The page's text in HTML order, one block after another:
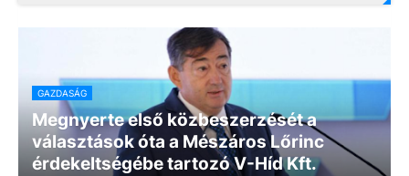
GAZDASÁG
Megnyerte első közbeszerzését a
választások óta a Mészáros Lőrinc
érdekeltségébe tartozó V-Híd Kft.